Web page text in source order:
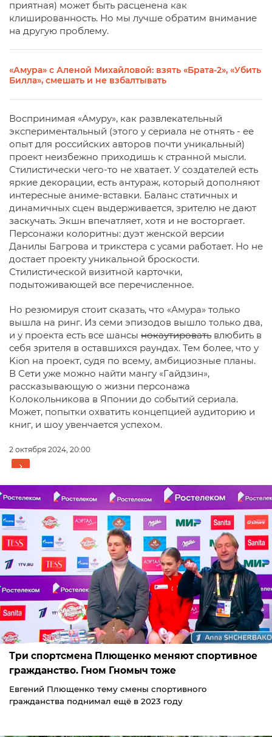
приятная) может быть расценена как
клишированность. Но мы лучше обратим внимание
на другую проблему.
«Амура» с Аленой Михайловой: взять «Брата-2», «Убить
Билла», смешать и не взбалтывать
Воспринимая «Амуру», как развлекательный
экспериментальный (этого у сериала не отнять - ее
опыт для российских авторов почти уникальный)
проект неизбежно приходишь к странной мысли.
Стилистически чего-то не хватает. У создателей есть
яркие декорации, есть антураж, который дополняют
интересные аниме-вставки. Баланс статичных и
динамичных сцен выдерживается, зрителю не дают
заскучать. Экшн впечатляет, хотя и не восторгает.
Персонажи колоритны: дуэт женской версии
Данилы Багрова и трикстера с усами работает. Но не
достает проекту уникальной броскости.
Стилистической визитной карточки,
подытоживающей все перечисленное.
Но резюмируя стоит сказать, что «Амура» только
вышла на ринг. Из семи эпизодов вышло только два,
и у проекта есть все шансы нокаутировать влюбить в
себя зрителя в оставшихся раундах. Тем более, что у
Kion на проект, судя по всему, амбициозные планы.
В Сети уже можно найти мангу «Гайдзин»,
рассказывающую о жизни персонажа
Колокольникова в Японии до событий сериала.
Может, попытки охватить концепцией аудиторию и
книг, и шоу увенчается успехом.
2 октября 2024, 20:00
Три спортсмена Плющенко меняют спортивное
гражданство. Гном Гномыч тоже
Евгений Плющенко тему смены спортивного
гражданства поднимал ещё в 2023 году